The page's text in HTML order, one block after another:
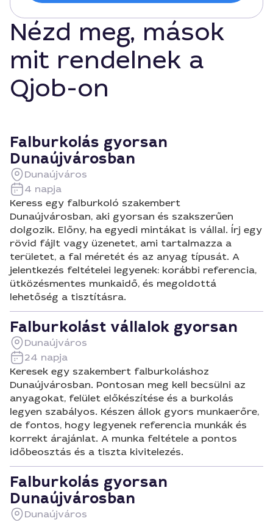
Nézd meg, mások
mit rendelnek a
Qjob-on
Falburkolás gyorsan
Dunaújvárosban
Dunaújváros
4 napja
Keress egy falburkoló szakembert
Dunaújvárosban, aki gyorsan és szakszerűen
dolgozik. Előny, ha egyedi mintákat is vállal. Írj egy
rövid fájlt vagy üzenetet, ami tartalmazza a
területet, a fal méretét és az anyag típusát. A
jelentkezés feltételei legyenek: korábbi referencia,
ütközésmentes munkaidő, és megoldottá
lehetőség a tisztításra.
Falburkolást vállalok gyorsan
Dunaújváros
24 napja
Keresek egy szakembert falburkoláshoz
Dunaújvárosban. Pontosan meg kell becsülni az
anyagokat, felület előkészítése és a burkolás
legyen szabályos. Készen állok gyors munkaerőre,
de fontos, hogy legyenek referencia munkák és
korrekt árajánlat. A munka feltétele a pontos
időbeosztás és a tiszta kivitelezés.
Falburkolás gyorsan
Dunaújvárosban
Dunaújváros